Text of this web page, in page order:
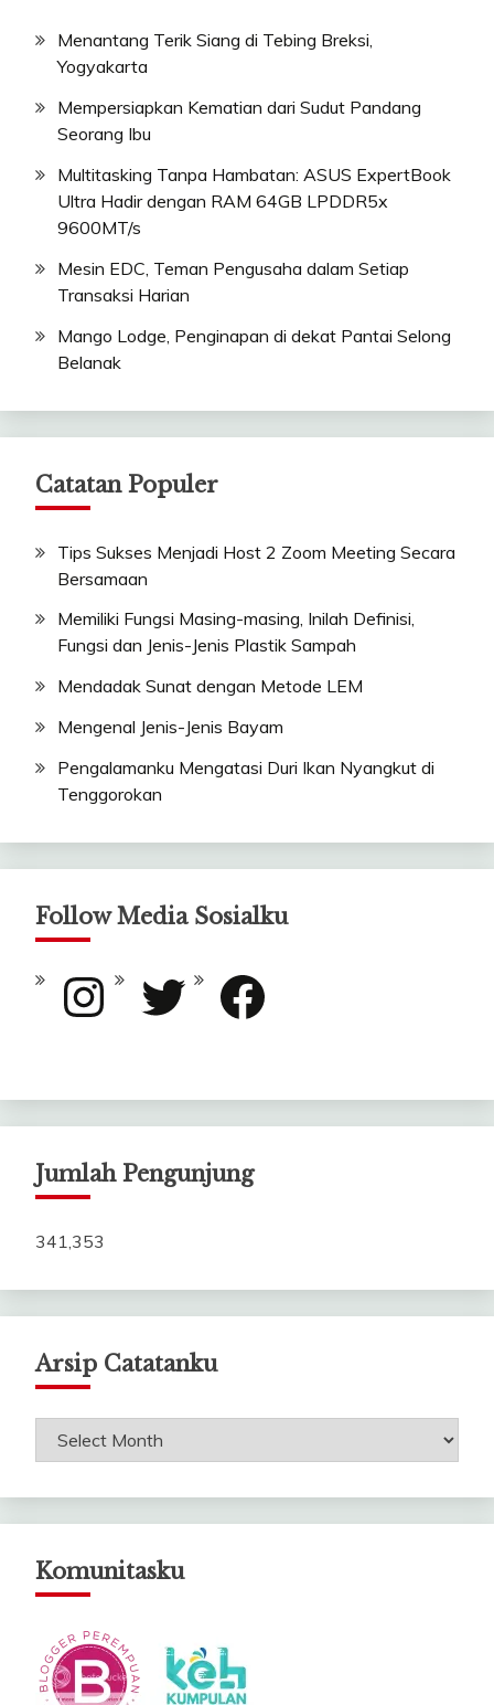
Menantang Terik Siang di Tebing Breksi,
Yogyakarta
Mempersiapkan Kematian dari Sudut Pandang
Seorang Ibu
Multitasking Tanpa Hambatan: ASUS ExpertBook
Ultra Hadir dengan RAM 64GB LPDDR5x
9600MT/s
Mesin EDC, Teman Pengusaha dalam Setiap
Transaksi Harian
Mango Lodge, Penginapan di dekat Pantai Selong
Belanak
Catatan Populer
Tips Sukses Menjadi Host 2 Zoom Meeting Secara
Bersamaan
Memiliki Fungsi Masing-masing, Inilah Definisi,
Fungsi dan Jenis-Jenis Plastik Sampah
Mendadak Sunat dengan Metode LEM
Mengenal Jenis-Jenis Bayam
Pengalamanku Mengatasi Duri Ikan Nyangkut di
Tenggorokan
Follow Media Sosialku
Instagram Twitter Facebook
Jumlah Pengunjung
341,353
Arsip Catatanku
Arsip
Komunitasku